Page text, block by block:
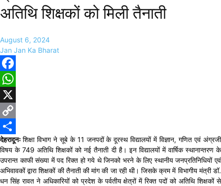
अतिथि शिक्षकों को मिली तैनाती
August 6, 2024
Jan Jan Ka Bharat
Facebook
WhatsApp
X
Copy
Link
Share
देहरादूनः शिक्षा विभाग ने सूबे के 11 जनपदों के दूरस्थ विद्यालयों में विज्ञान, गणित एवं अंग्रजी
विषय के 749 अतिथि शिक्षकों को नई तैनाती दी है। इन विद्यालयों में वार्षिक स्थानान्तरण के
उपरान्त काफी संख्या में पद रिक्त हो गये थे जिनको भरने के लिए स्थानीय जनप्रतिनिधियों एवं
अभिवावकों द्वारा शिक्षकों की तैनाती की मांग की जा रही थी। जिसके क्रम में विभागीय मंत्री डॉ.
धन सिंह रावत ने अधिकारियों को प्रदेश के पर्वतीय क्षेत्रों में रिक्त पदों को अतिथि शिक्षकों से